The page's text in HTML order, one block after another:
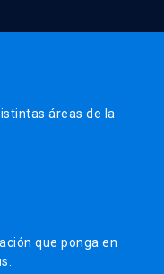
áreas de la
que ponga en